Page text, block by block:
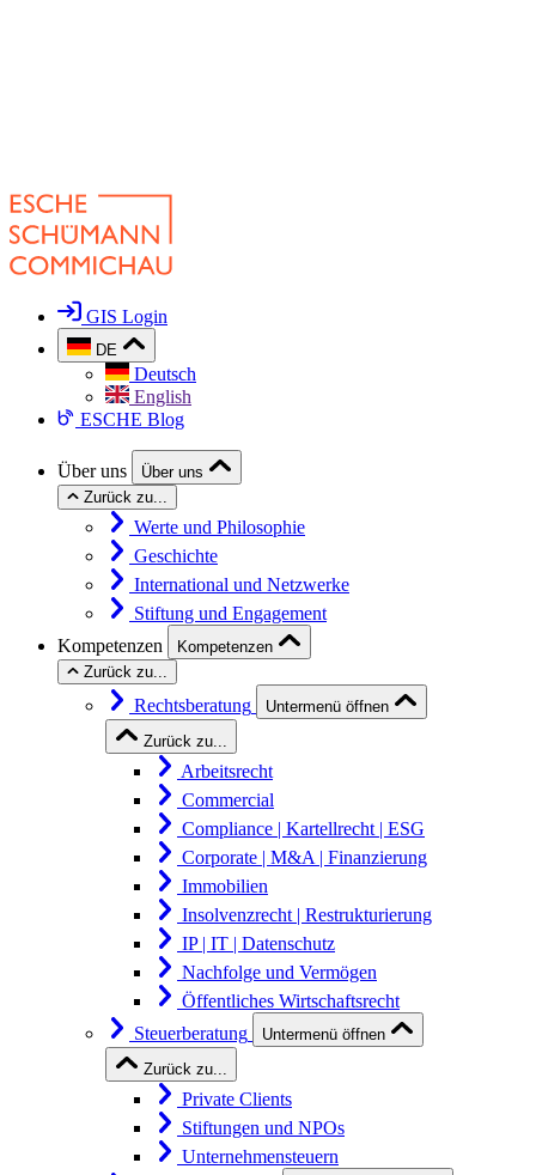
GIS Login
DE
Deutsch
English
ESCHE Blog
Über uns
Über uns
Zurück zu...
Werte und Philosophie
Geschichte
International und Netzwerke
Stiftung und Engagement
Kompetenzen
Kompetenzen
Zurück zu...
Rechtsberatung
Untermenü öffnen
Zurück zu...
Arbeitsrecht
Commercial
Compliance | Kartellrecht | ESG
Corporate | M&A | Finanzierung
Immobilien
Insolvenzrecht | Restrukturierung
IP | IT | Datenschutz
Nachfolge und Vermögen
Öffentliches Wirtschaftsrecht
Steuerberatung
Untermenü öffnen
Zurück zu...
Private Clients
Stiftungen und NPOs
Unternehmensteuern